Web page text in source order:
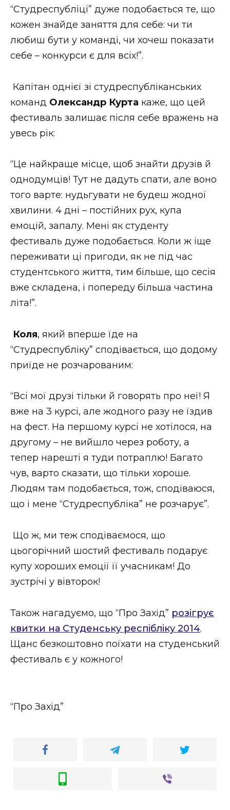
“Студреспубліці” дуже подобається те, що
кожен знайде заняття для себе: чи ти
любиш бути у команді, чи хочеш показати
себе – конкурси є для всіх!”.
Капітан однієї зі студреспубліканських
команд Олександр Курта каже, що цей
фестиваль залишає після себе вражень на
увесь рік:
“Це найкраще місце, щоб знайти друзів й
однодумців! Тут не дадуть спати, але воно
того варте: нудьгувати не будеш жодної
хвилини. 4 дні – постійних рух, купа
емоцій, запалу. Мені як студенту
фестиваль дуже подобається. Коли ж іще
переживати ці пригоди, як не під час
студентського життя, тим більше, що сесія
вже складена, і попереду більша частина
літа!”.
Коля, який вперше їде на
“Студреспубліку” сподівається, що додому
приїде не розчарованим:
“Всі мої друзі тільки й говорять про неї! Я
вже на 3 курсі, але жодного разу не їздив
на фест. На першому курсі не хотілося, на
другому – не вийшло через роботу, а
тепер нарешті я туди потраплю! Багато
чув, варто сказати, що тільки хороше.
Людям там подобається, тож, сподіваюся,
що і мене “Студреспубліка” не розчарує”.
Що ж, ми теж сподіваємося, що
цьогорічний шостий фестиваль подарує
купу хороших емоції її учасникам! До
зустрічі у вівторок!
Також нагадуємо, що “Про Захід” розігрує
квитки на Студенську респібліку 2014.
Щанс безкоштовно поїхати на студенський
фестиваль є у кожного!
“Про Захід”